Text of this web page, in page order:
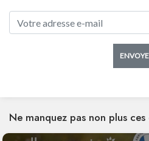
Ne manquez pas non plus ces